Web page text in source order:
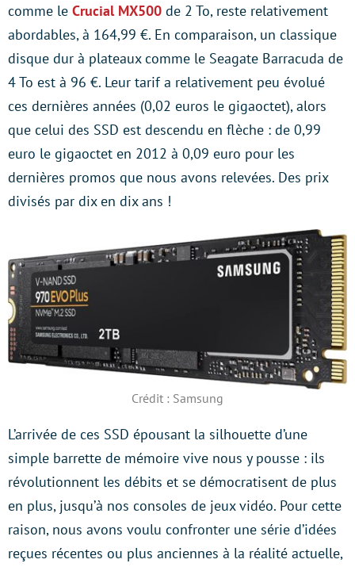
comme le Crucial MX500 de 2 To, reste relativement
abordables, à 164,99 €. En comparaison, un classique
disque dur à plateaux comme le Seagate Barracuda de
4 To est à 96 €. Leur tarif a relativement peu évolué
ces dernières années (0,02 euros le gigaoctet), alors
que celui des SSD est descendu en flèche : de 0,99
euro le gigaoctet en 2012 à 0,09 euro pour les
dernières promos que nous avons relevées. Des prix
divisés par dix en dix ans !
Crédit : Samsung
L’arrivée de ces SSD épousant la silhouette d’une
simple barrette de mémoire vive nous y pousse : ils
révolutionnent les débits et se démocratisent de plus
en plus, jusqu’à nos consoles de jeux vidéo. Pour cette
raison, nous avons voulu confronter une série d’idées
reçues récentes ou plus anciennes à la réalité actuelle,